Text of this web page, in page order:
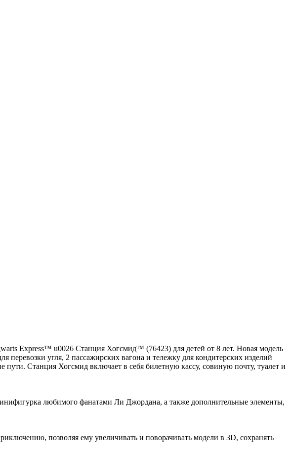
Express™ u0026 Станция Хогсмид™ (76423) для детей от 8 лет. Новая модель
перевозки угля, 2 пассажирских вагона и тележку для кондитерских изделий
Станция Хогсмид включает в себя билетную кассу, совиную почту, туалет и
любимого фанатами Ли Джордана, а также дополнительные элементы,
позволяя ему увеличивать и поворачивать модели в 3D, сохранять